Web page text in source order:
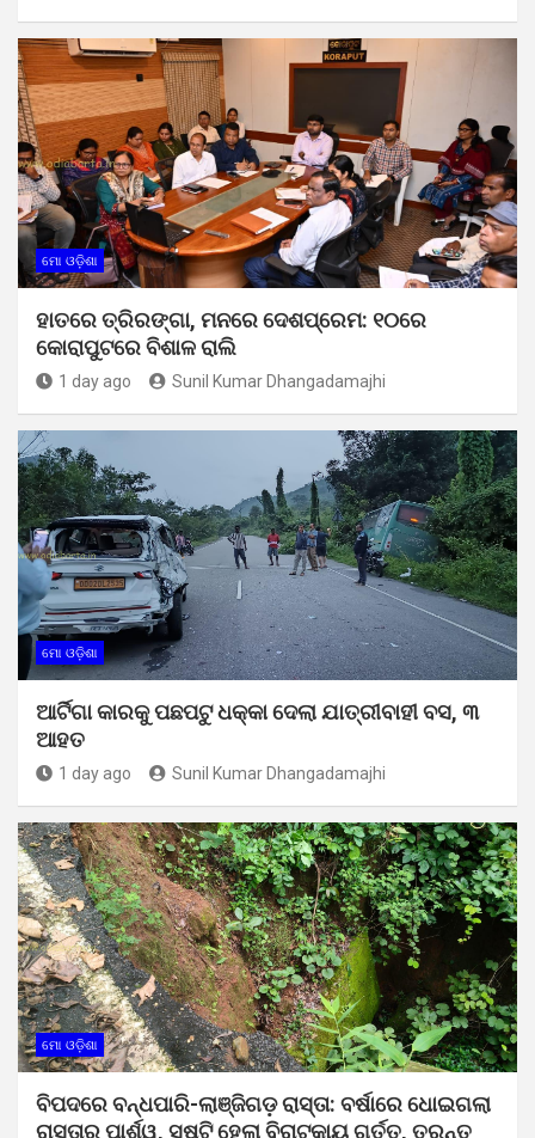
ମୋ ଓଡ଼ିଶା
ହାତରେ ତ୍ରିରଙ୍ଗା, ମନରେ ଦେଶପ୍ରେମ: ୧୦ରେ
କୋରାପୁଟରେ ବିଶାଳ ରାଲି
1 day ago Sunil Kumar Dhangadamajhi
ମୋ ଓଡ଼ିଶା
ଆର୍ଟିଗା କାରକୁ ପଛପଟୁ ଧକ୍କା ଦେଲା ଯାତ୍ରୀବାହୀ ବସ, ୩
ଆହତ
1 day ago Sunil Kumar Dhangadamajhi
ମୋ ଓଡ଼ିଶା
ବିପଦରେ ବନ୍ଧପାରି-ଲାଞ୍ଜିଗଡ଼ ରାସ୍ତା: ବର୍ଷାରେ ଧୋଇଗଲା
ରାସ୍ତାର ପାର୍ଶ୍ୱ, ସୃଷ୍ଟି ହେଲା ବିରାଟକାୟ ଗର୍ତ୍ତ, ତୁରନ୍ତ